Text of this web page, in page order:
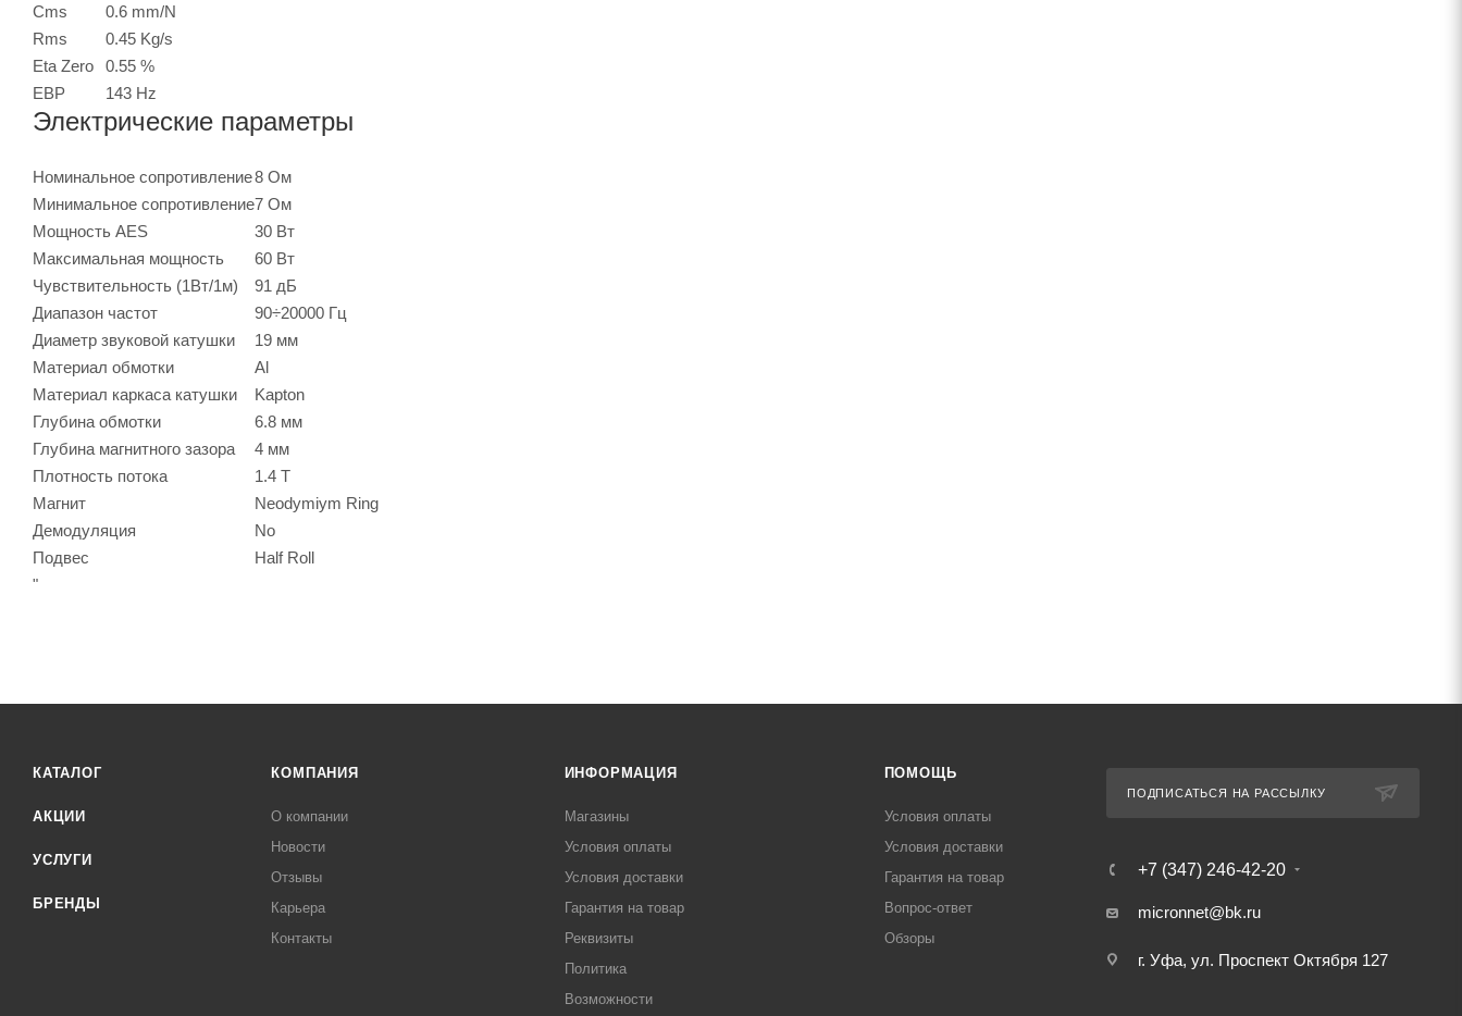
Cms
0.6 mm/N
Rms
0.45 Kg/s
Eta Zero
0.55 %
EBP
143 Hz
Электрические параметры
Номинальное сопротивление8 Ом
Минимальное сопротивление7 Ом
Мощность AES
30 Вт
Максимальная мощность
60 Вт
Чувствительность (1Вт/1м)
91 дБ
Диапазон частот
90÷20000 Гц
Диаметр звуковой катушки
19 мм
Материал обмотки
Al
Материал каркаса катушки
Kapton
Глубина обмотки
6.8 мм
Глубина магнитного зазора
4 мм
Плотность потока
1.4 T
Магнит
Neodymiym Ring
Демодуляция
No
Подвес
Half Roll
"
КАТАЛОГ
АКЦИИ
УСЛУГИ
БРЕНДЫ
КОМПАНИЯ
О компании
Новости
Отзывы
Карьера
Контакты
ИНФОРМАЦИЯ
Магазины
Условия оплаты
Условия доставки
Гарантия на товар
Реквизиты
Политика
Возможности
ПОМОЩЬ
Условия оплаты
Условия доставки
Гарантия на товар
Вопрос-ответ
Обзоры
ПОДПИСАТЬСЯ НА РАССЫЛКУ
+7 (347) 246-42-20
micronnet@bk.ru
г. Уфа, ул. Проспект Октября 127